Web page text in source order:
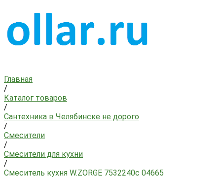
Главная
/
Каталог товаров
/
Сантехника в Челябинске не дорого
/
Смесители
/
Смесители для кухни
/
Смеситель кухня W.ZORGE 7532240с 04665